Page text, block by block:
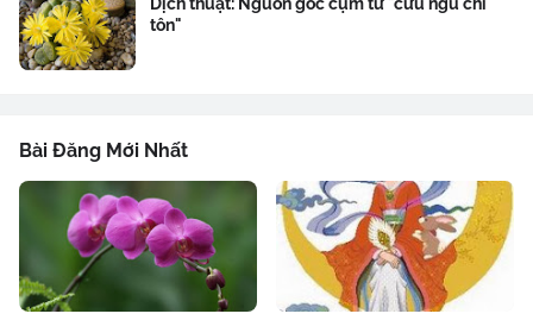
Dịch thuật: Nguồn gốc cụm từ "cửu ngũ chí
tôn"
Bài Đăng Mới Nhất